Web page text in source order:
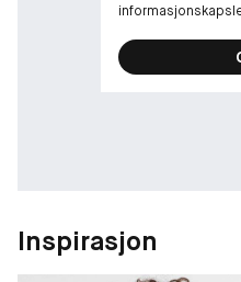
Inspirasjon